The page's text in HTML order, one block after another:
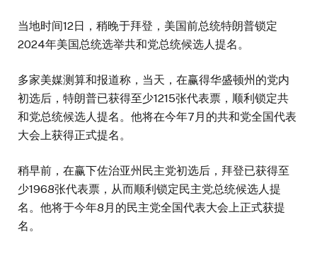
当地时间12日，稍晚于拜登，美国前总统特朗普锁定
2024年美国总统选举共和党总统候选人提名。
多家美媒测算和报道称，当天，在赢得华盛顿州的党内
初选后，特朗普已获得至少1215张代表票，顺利锁定共
和党总统候选人提名。他将在今年7月的共和党全国代表
大会上获得正式提名。
稍早前，在赢下佐治亚州民主党初选后，拜登已获得至
少1968张代表票，从而顺利锁定民主党总统候选人提
名。他将于今年8月的民主党全国代表大会上正式获提
名。